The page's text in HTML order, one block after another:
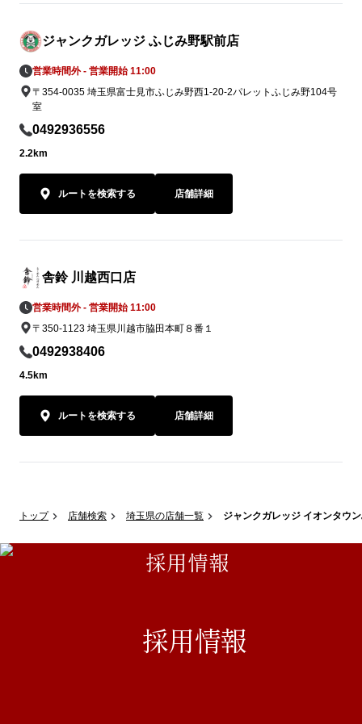
トップ 店舗検索 埼玉県の店舗一覧 ジャンクガレッジ イオンタウ
ジャンクガレッジ ふじみ野駅前店
営業時間外 - 営業開始 11:00
〒354-0035 埼玉県富士見市ふじみ野西1-20-2パレットふじみ野104号
室
0492936556
2.2km
ルートを検索する 店舗詳細
舎鈴 川越西口店
営業時間外 - 営業開始 11:00
〒350-1123 埼玉県川越市脇田本町８番１
0492938406
4.5km
ルートを検索する 店舗詳細
採用情報